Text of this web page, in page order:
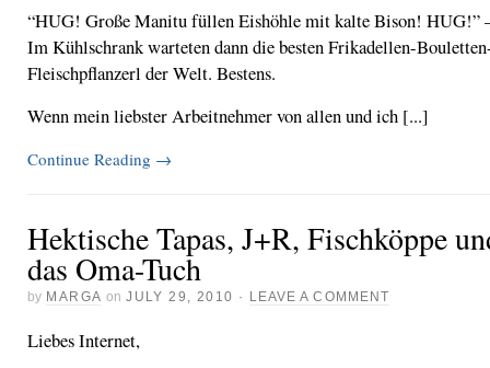
“HUG! Große Manitu füllen Eishöhle mit kalte Bison! HUG!”
Im Kühlschrank warteten dann die besten Frikadellen-
Fleischpflanzerl der Welt. Bestens.
Wenn mein liebster Arbeitnehmer von allen und ich [...]
Continue Reading →
Hektische Tapas, J+R, Fischköppe
das Oma-Tuch
by MARGA on JULY 29, 2010 · LEAVE A COMMENT
Liebes Internet,